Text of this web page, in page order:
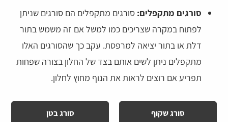
סורגים מתקפלים: סורגים מתקפלים הם סורגים שניתן
לפתוח במקרה שצריכים כמו למשל אם זה משמש בתור
דלת או בתור יציאה למרפסת. עקב כך שהסורגים האלו
מתקפלים ניתן לשים אותם בצד של החלון בצורה שפחות
תפריע אם רוצים לראות את הנוף מחוץ לחלון.
סורג שקוף סורג בטן